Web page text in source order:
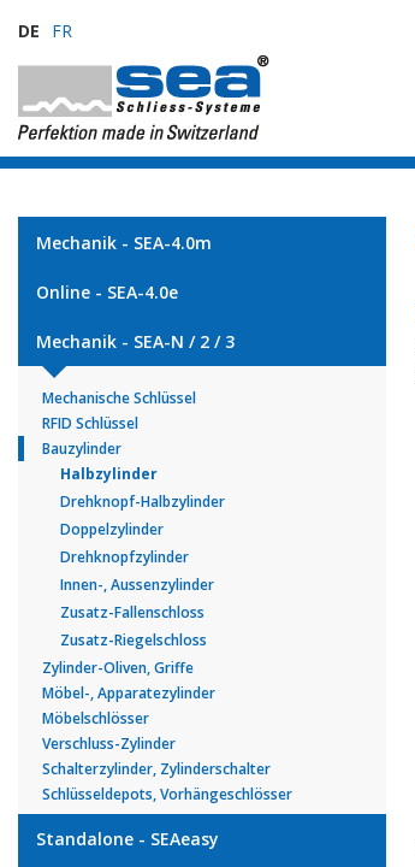
DE FR
Mechanik - SEA-4.0m
Online - SEA-4.0e
Mechanik - SEA-N / 2 / 3
Mechanische Schlüssel
RFID Schlüssel
Bauzylinder
Halbzylinder
Drehknopf-Halbzylinder
Doppelzylinder
Drehknopfzylinder
Innen-, Aussenzylinder
Zusatz-Fallenschloss
Zusatz-Riegelschloss
Zylinder-Oliven, Griffe
Möbel-, Apparatezylinder
Möbelschlösser
Verschluss-Zylinder
Schalterzylinder, Zylinderschalter
Schlüsseldepots, Vorhängeschlösser
Standalone - SEAeasy